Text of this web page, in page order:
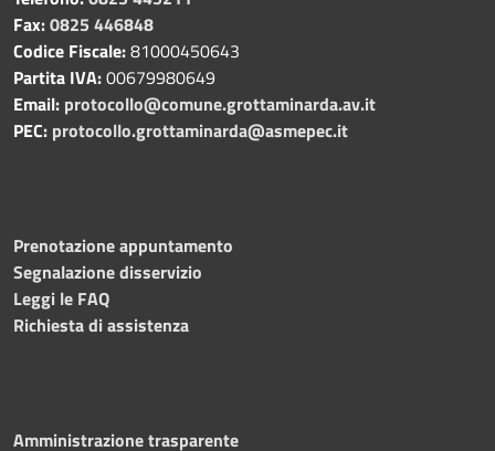
Fax:0825 446848
Codice Fiscale:81000450643
Partita IVA:00679980649
Email: protocollo@comune.grottaminarda.av.it
PEC: protocollo.grottaminarda@asmepec.it
Prenotazione appuntamento
Segnalazione disservizio
Leggi le FAQ
Richiesta di assistenza
Amministrazione trasparente